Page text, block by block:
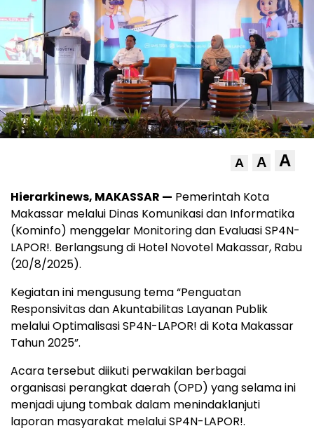
A A A
Hierarkinews, MAKASSAR — Pemerintah Kota
Makassar melalui Dinas Komunikasi dan Informatika
(Kominfo) menggelar Monitoring dan Evaluasi SP4N-
LAPOR!. Berlangsung di Hotel Novotel Makassar, Rabu
(20/8/2025).
Kegiatan ini mengusung tema “Penguatan
Responsivitas dan Akuntabilitas Layanan Publik
melalui Optimalisasi SP4N-LAPOR! di Kota Makassar
Tahun 2025”.
Acara tersebut diikuti perwakilan berbagai
organisasi perangkat daerah (OPD) yang selama ini
menjadi ujung tombak dalam menindaklanjuti
laporan masyarakat melalui SP4N-LAPOR!.